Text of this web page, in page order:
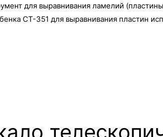
для выравнивания ламелий
CT-351 для выравнивания пластин